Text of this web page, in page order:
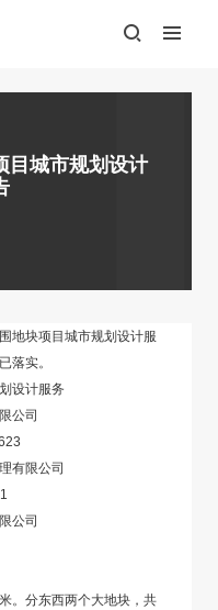
目城市规划设计
地块项目城市规划设计服
落实。
设计服务
公司
有限公司
公司
。分东西两个大地块，共